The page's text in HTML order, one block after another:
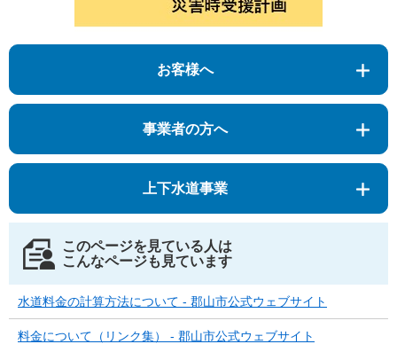
お客様へ
事業者の方へ
上下水道事業
このページを見ている人は
こんなページも見ています
水道料金の計算方法について - 郡山市公式ウェブサイト
料金について（リンク集） - 郡山市公式ウェブサイト